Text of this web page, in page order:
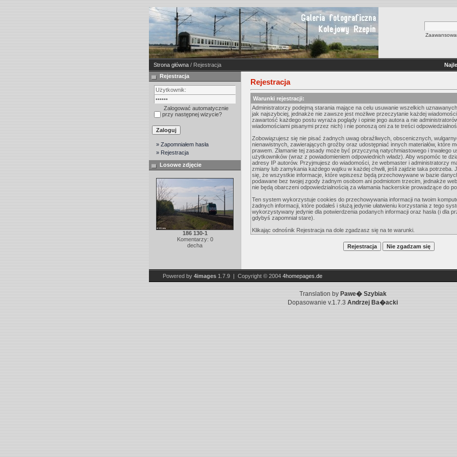
Strona główna / Rejestracja
Rejestracja
Zalogować automatycznie
przy następnej wizycie?
» Zapomniałem hasła
» Rejestracja
Losowe zdjęcie
186 130-1
Komentarzy: 0
decha
Rejestracja
Warunki rejestracji:
Administratorzy podejmą starania mające na celu usuwanie wszelkich
jak najszybciej, jednakże nie zawsze jest możliwe przeczytanie każdej
zawartość każdego postu wyraża poglądy i opinie jego autora a nie
wiadomościami pisanymi przez nich) i nie ponoszą oni za te treści
Zobowiązujesz się nie pisać żadnych uwag obraźliwych, obscenicznych,
nienawistnych, zawierających groźby oraz udostępniać innych materiałów, które
prawem. Złamanie tej zasady może być przyczyną natychmiastowego i trwałego
użytkowników (wraz z powiadomieniem odpowiednich władz). Aby wspomóc te
adresy IP autorów. Przyjmujesz do wiadomości, że webmaster i administratorzy
zmiany lub zamykania każdego wątku w każdej chwili, jeśli zajdzie taka potrzeba.
się, że wszystkie informacje, które wpiszesz będą przechowywane w bazie
podawane bez twojej zgody żadnym osobom ani podmiotom trzecim, jednakże
nie będą obarczeni odpowiedzialnością za włamania hackerskie prowadzące do
Ten system wykorzystuje cookies do przechowywania informacji na twoim
żadnych informacji, które podałeś i służą jedynie ułatwieniu korzystania z tego
wykorzystywany jedynie dla potwierdzenia podanych informacji oraz hasła (i dla
gdybyś zapomniał stare).
Klikając odnośnik Rejestracja na dole zgadzasz się na te warunki.
Powered by 4images 1.7.9 | Copyright © 2004 4homepages.de
Translation by Pawe� Szybiak
Dopasowanie v.1.7.3 Andrzej Ba�acki